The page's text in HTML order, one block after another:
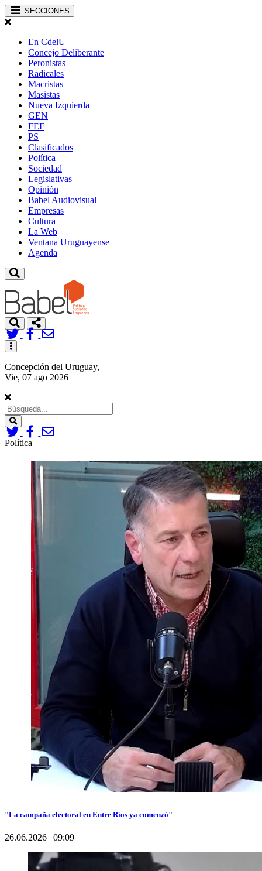
SECCIONES
En CdelU
Concejo Deliberante
Peronistas
Radicales
Macristas
Masistas
Nueva Izquierda
GEN
FEF
PS
Clasificados
Política
Sociedad
Legislativas
Opinión
Babel Audiovisual
Empresas
Cultura
La Web
Ventana Uruguayense
Agenda
Toggle
navigation
Concepción del Uruguay,
Vie, 07 ago 2026
Search
Política
"La campaña electoral en Entre Ríos ya comenzó"
26.06.2026 | 09:09